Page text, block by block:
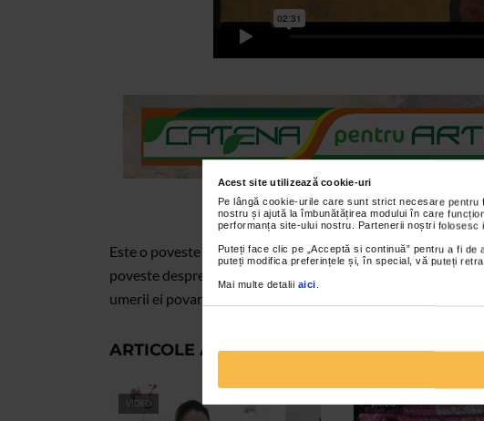
Acest site utilizează cookie-uri
Pe lângă cookie-urile care sunt strict necesare
nostru și ajută la îmbunătățirea modului în care
performanța site-ului nostru. Partenerii noștri
Puteți face clic pe „Acceptă si continuă” pentru a fi
puteți modifica preferințele și, în special, vă puteți
Mai multe detalii aici
Este o poveste din care afli cum e sa-ti fie frica. Afli ca
poveste despre permanenta prezenta a femeilor in inchisori.
umerii ei povara tuturor nedreptatilor si a a aberatiilor
ARTICOLE ASEMANATOARE
VIDEO VIDEO